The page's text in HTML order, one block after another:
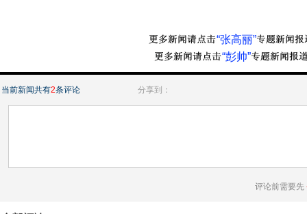
“张高丽”
“彭帅”
当前新闻共有2条评论 分享到：
评论前需要先